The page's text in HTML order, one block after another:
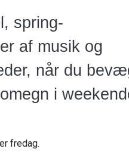
spring-
af musik og
når du
i
fredag.